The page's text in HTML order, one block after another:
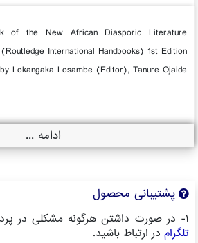
of the New African Diasporic Literature
(Routledge International Handbooks) 1st Edition
by Lokangaka Losambe (Editor), Tanure Ojaide
ادامه ...
پشتیبانی محصول
تلگرامدر ارتباط باشید.